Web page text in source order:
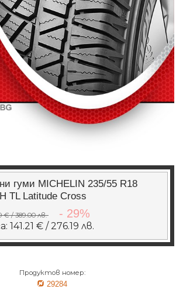
гуми MICHELIN 235/55 R18
TL Latitude Cross
€ / 389.00 лв. - 29%
141.21 € / 276.19 лв.
Продуктов номер:
29284